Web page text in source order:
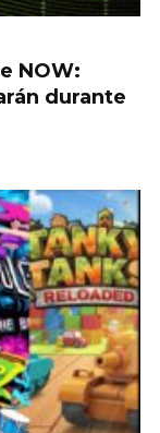
NOW:
durante